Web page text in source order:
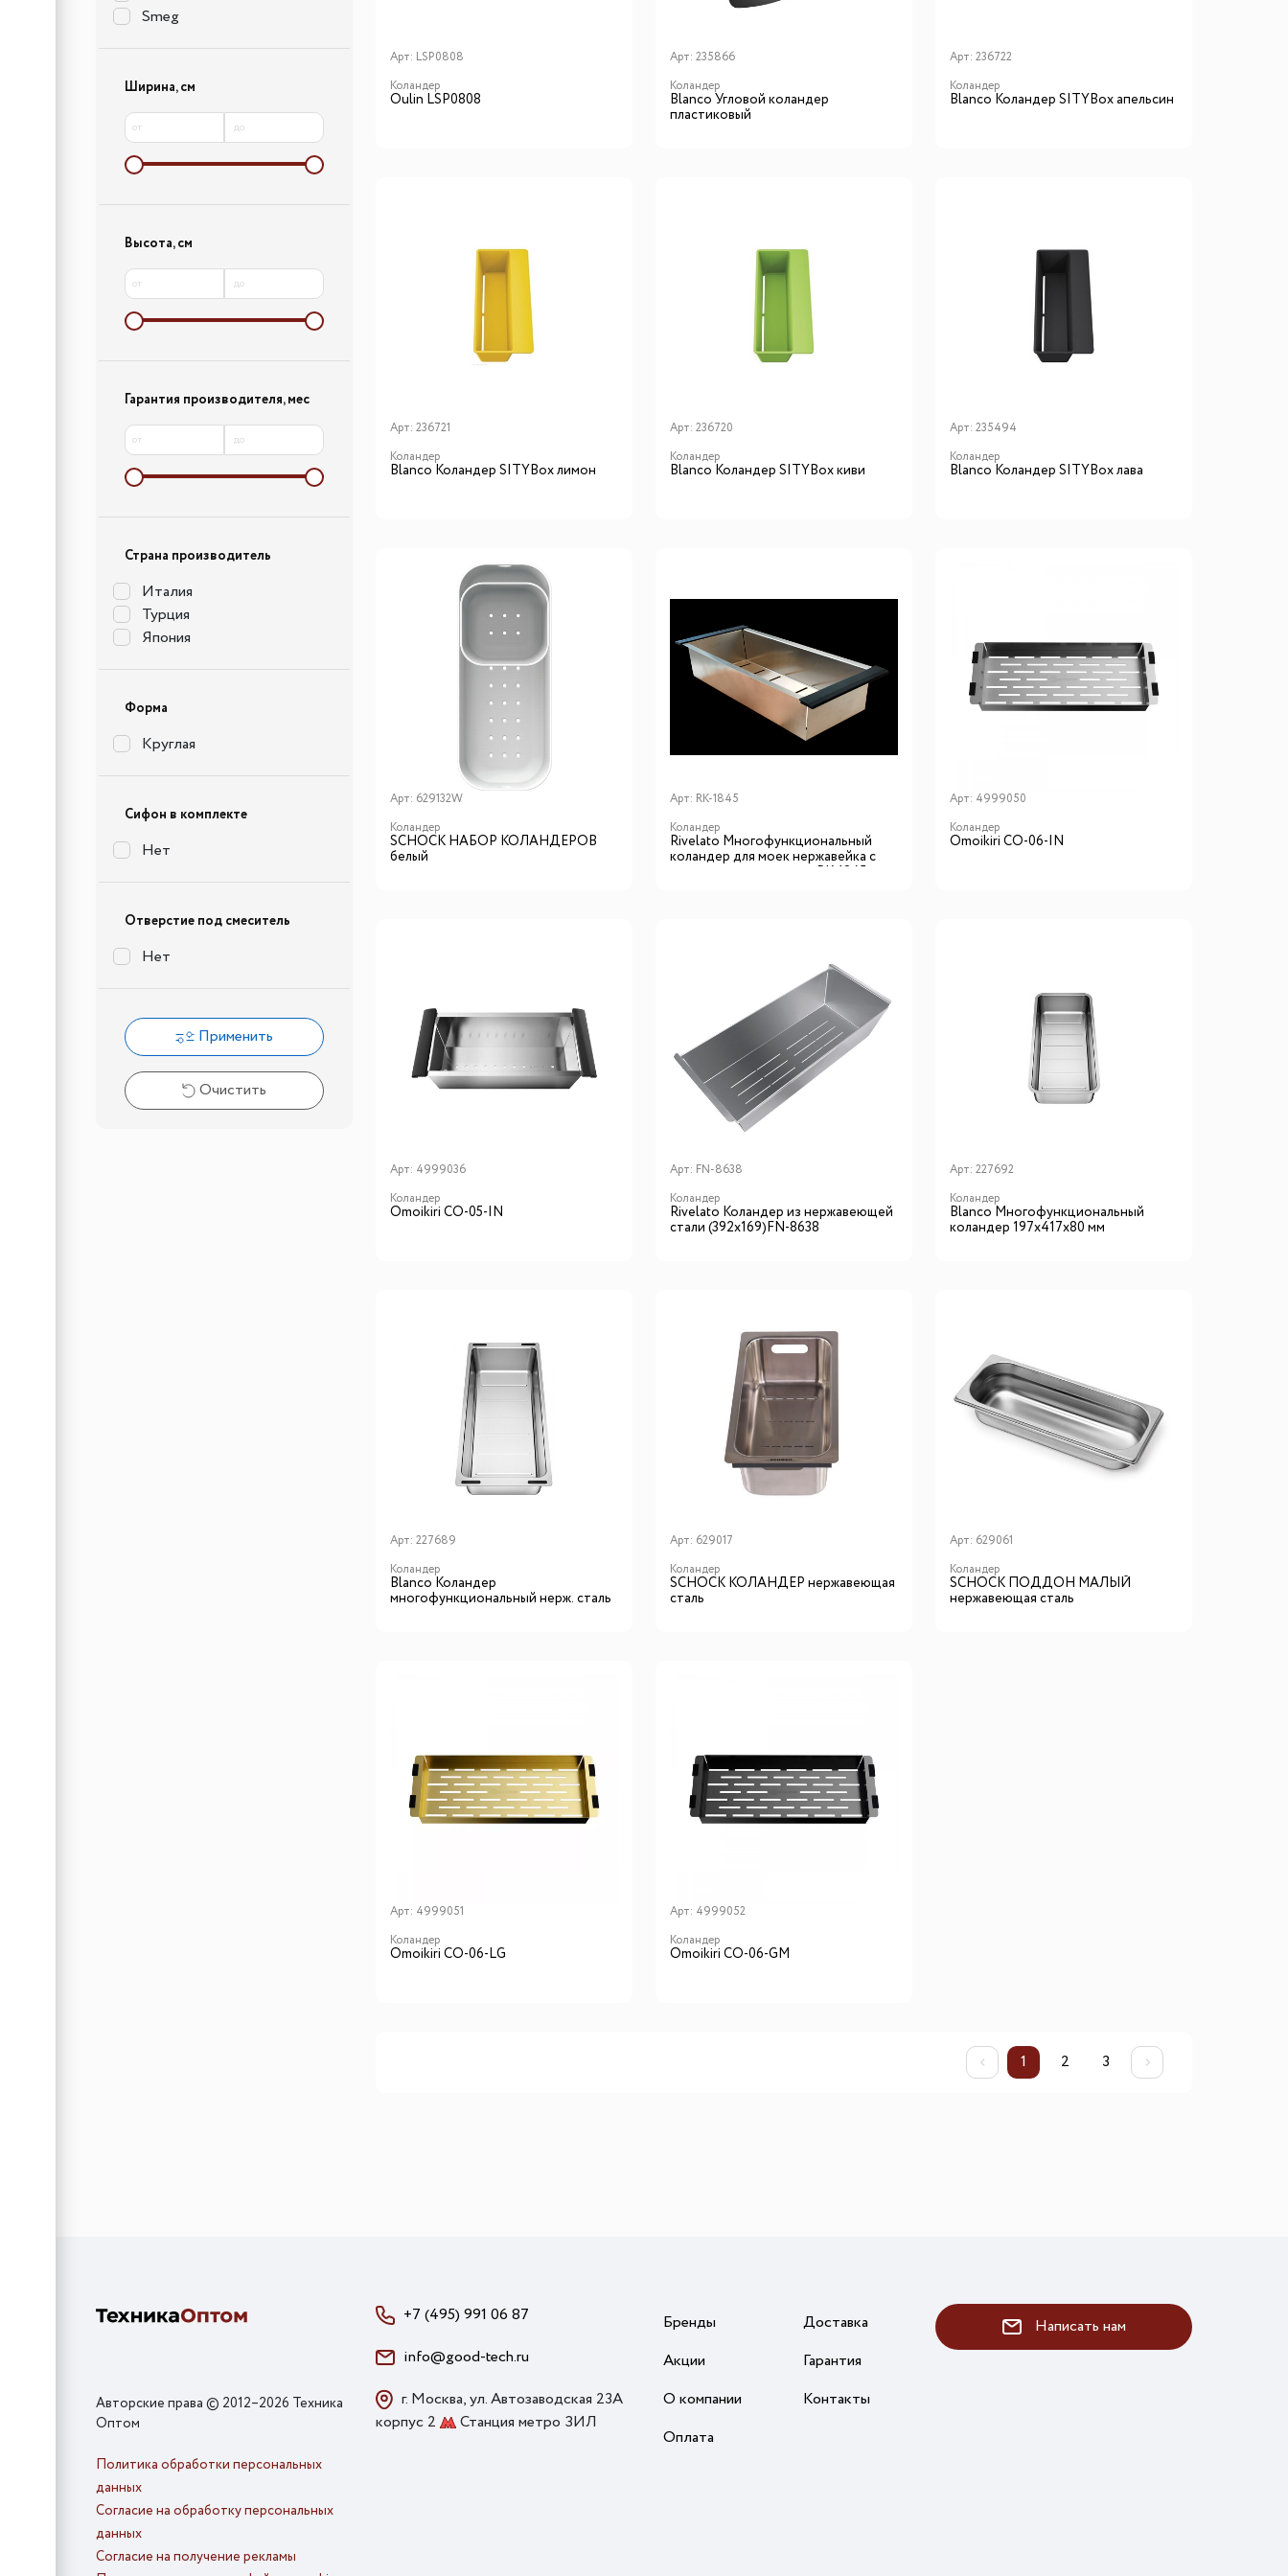
Smeg
Ширина, см
от до
Высота, см
от до
Гарантия производителя, мес
от до
Страна производитель
Италия
Турция
Япония
Форма
Круглая
Сифон в комплекте
Нет
Отверстие под смеситель
Нет
Применить
Очистить
Арт: LSP0808
Коландер
Oulin LSP0808
Арт: 235866
Коландер
Blanсo Угловой коландер
пластиковый
Арт: 236722
Коландер
Blanсo Коландер SITYBox апельсин
Арт: 236721
Коландер
Blanсo Коландер SITYBox лимон
Арт: 236720
Коландер
Blanсo Коландер SITYBox киви
Арт: 235494
Коландер
Blanсo Коландер SITYBox лава
Арт: 629132W
Коландер
SCHOCK НАБОР КОЛАНДЕРОВ
белый
Арт: RK-1845
Коландер
Rivelato Многофункциональный
коландер для моек нержавейка с
пластиковыми ручками RK-1845
Арт: 4999050
Коландер
Omoikiri CO-06-IN
Арт: 4999036
Коландер
Omoikiri CO-05-IN
Арт: FN-8638
Коландер
Rivelato Коландер из нержавеющей
стали (392x169)FN-8638
Арт: 227692
Коландер
Blanсo Многофункциональный
коландер 197х417х80 мм
Арт: 227689
Коландер
Blanсo Коландер
многофункциональный нерж. сталь
Арт: 629017
Коландер
SCHOCK КОЛАНДЕР нержавеющая
сталь
Арт: 629061
Коландер
SCHOCK ПОДДОН МАЛЫЙ
нержавеющая сталь
Арт: 4999051
Коландер
Omoikiri CO-06-LG
Арт: 4999052
Коландер
Omoikiri CO-06-GM
1 2 3
Авторские права © 2012–2026 Техника
Оптом
Политика обработки персональных
данных
Согласие на обработку персональных
данных
Согласие на получение рекламы
+7 (495) 991 06 87
info@good-tech.ru
г. Москва, ул. Автозаводская 23А
корпус 2
Станция метро ЗИЛ
Бренды
Акции
О компании
Оплата
Доставка
Гарантия
Контакты
Написать нам